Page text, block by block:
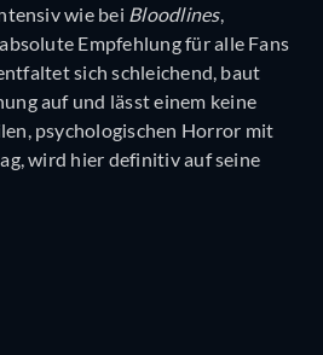
wie bei Bloodlines,
Empfehlung für alle Fans
sich schleichend, baut
auf und lässt einem keine
psychologischen Horror mit
wird hier definitiv auf seine